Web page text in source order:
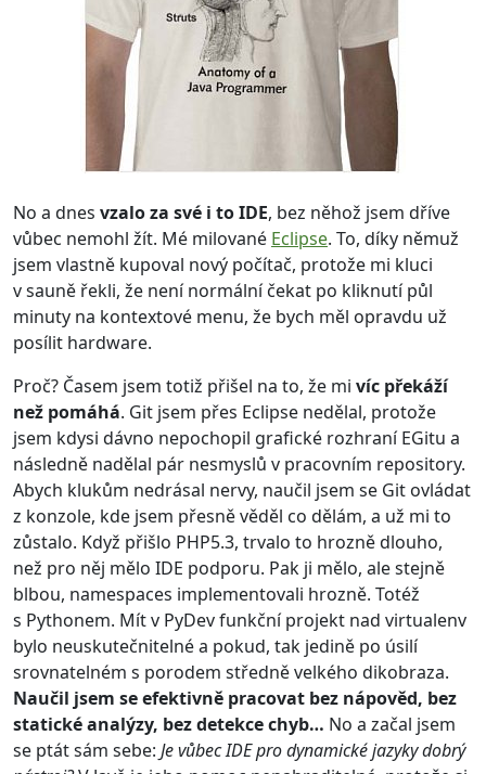
No a dnes vzalo za své i to IDE, bez něhož jsem dříve
vůbec nemohl žít. Mé milované Eclipse. To, díky němuž
jsem vlastně kupoval nový počítač, protože mi kluci
v sauně řekli, že není normální čekat po kliknutí půl
minuty na kontextové menu, že bych měl opravdu už
posílit hardware.
Proč? Časem jsem totiž přišel na to, že mi víc překáží
než pomáhá. Git jsem přes Eclipse nedělal, protože
jsem kdysi dávno nepochopil grafické rozhraní EGitu a
následně nadělal pár nesmyslů v pracovním repository.
Abych klukům nedrásal nervy, naučil jsem se Git ovládat
z konzole, kde jsem přesně věděl co dělám, a už mi to
zůstalo. Když přišlo PHP5.3, trvalo to hrozně dlouho,
než pro něj mělo IDE podporu. Pak ji mělo, ale stejně
blbou, namespaces implementovali hrozně. Totéž
s Pythonem. Mít v PyDev funkční projekt nad virtualenv
bylo neuskutečnitelné a pokud, tak jedině po úsilí
srovnatelném s porodem středně velkého dikobraza.
Naučil jsem se efektivně pracovat bez nápověd, bez
statické analýzy, bez detekce chyb… No a začal jsem
se ptát sám sebe: Je vůbec IDE pro dynamické jazyky dobrý